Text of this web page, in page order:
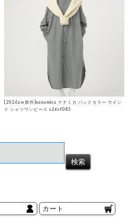
[2026aw新作]nanamica ナナミカ バンドカラー ウイン
ド シャツワンピース s26sf085
カート